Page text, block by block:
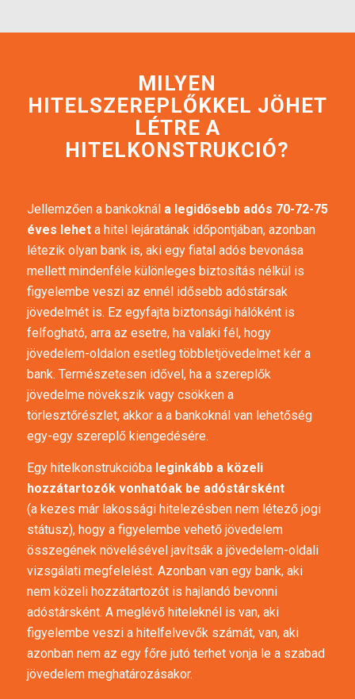
MILYEN
HITELSZEREPLŐKKEL JÖHET
LÉTRE A
HITELKONSTRUKCIÓ?
Jellemzően a bankoknál a legidősebb adós 70-72-75
éves leheta hitel lejáratának időpontjában, azonban
létezik olyan bank is, aki egy fiatal adós bevonása
mellett mindenféle különleges biztosítás nélkül is
figyelembe veszi az ennél idősebb adóstársak
jövedelmét is. Ez egyfajta biztonsági hálóként is
felfogható, arra az esetre, ha valaki fél, hogy
jövedelem-oldalon esetleg többletjövedelmet kér a
bank. Természetesen idővel, ha a szereplők
jövedelme növekszik vagy csökken a
törlesztőrészlet, akkor a a bankoknál van lehetőség
egy-egy szereplő kiengedésére.
Egy hitelkonstrukcióba leginkább a közeli
hozzátartozók vonhatóak be adóstársként
(akezes már lakossági hitelezésben nem létező jogi
státusz), hogy a figyelembe vehető jövedelem
összegének növelésével javítsák a jövedelem-oldali
vizsgálati megfelelést. Azonban van egy bank, aki
nem közeli hozzátartozót is hajlandó bevonni
adóstársként. A meglévő hiteleknél is van, aki
figyelembe veszi a hitelfelvevők számát, van, aki
azonban nem az egy főre jutó terhet vonja le a szabad
jövedelem meghatározásakor.